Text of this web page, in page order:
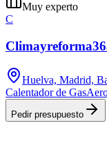
Muy experto
C
Huelva, Madrid,
Calentador de Gas
Pedir presupuesto